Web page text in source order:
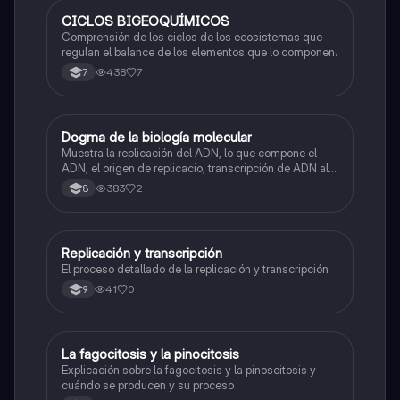
Biologia
CICLOS BIGEOQUÍMICOS
Comprensión de los ciclos de los ecosistemas que
regulan el balance de los elementos que lo componen.
7 438 7
Biologia
Dogma de la biología molecular
Muestra la replicación del ADN, lo que compone el
ADN, el origen de replicacio, transcripción de ADN al
ARN y traducción de ARN a proteína.
8 383 2
Biologia
Replicación y transcripción
El proceso detallado de la replicación y transcripción
9 41 0
Biologia
La fagocitosis y la pinocitosis
Explicación sobre la fagocitosis y la pinoscitosis y
cuándo se producen y su proceso